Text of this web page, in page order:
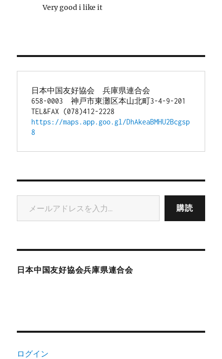
Very good i like it
日本中国友好協会　兵庫県連合会
658-0003　神戸市東灘区本山北町3-4-9-201
TEL&FAX (078)412-2228
https://maps.app.goo.gl/DhAkeaBMHU2Bcgsp
8
メールアドレスを入力...
購読
日本中国友好協会兵庫県連合会
ログイン